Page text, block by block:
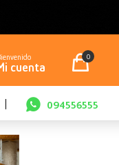
094556555
0